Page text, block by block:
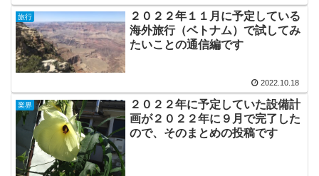
旅行
２０２２年１１月に予定している
海外旅行（ベトナム）で試してみ
たいことの通信編です
2022.10.18
業界
２０２２年に予定していた設備計
画が２０２２年に９月で完了した
ので、そのまとめの投稿です